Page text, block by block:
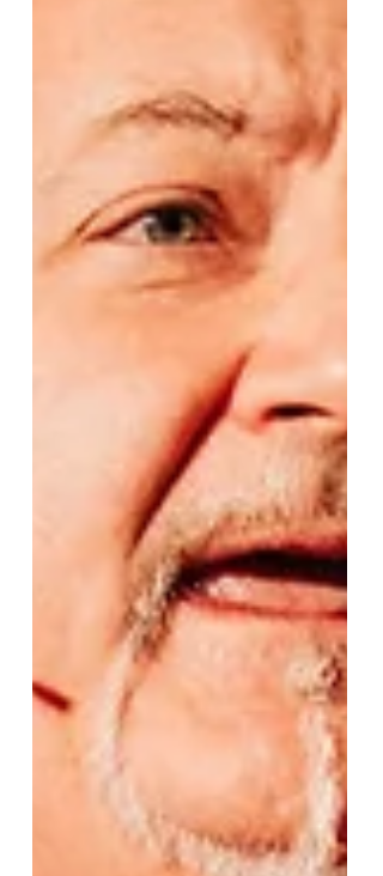
gesamten Bundesgebiet ca. 150
Kollegen und Kolleginnen (oder
sogar noch mehr) an einem
Wochenende zusammen, um
sich gemeinsam auf das Jahr